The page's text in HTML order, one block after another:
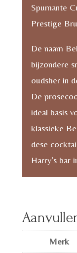
Spumante
Prestige
De naam
bijzondere
oudsher in
De
ideal basis
klassieke
dese
Harry’s bar
Merk